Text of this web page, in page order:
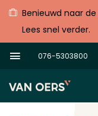
Benieuwd naar de
Lees snel verder.
076-5303800